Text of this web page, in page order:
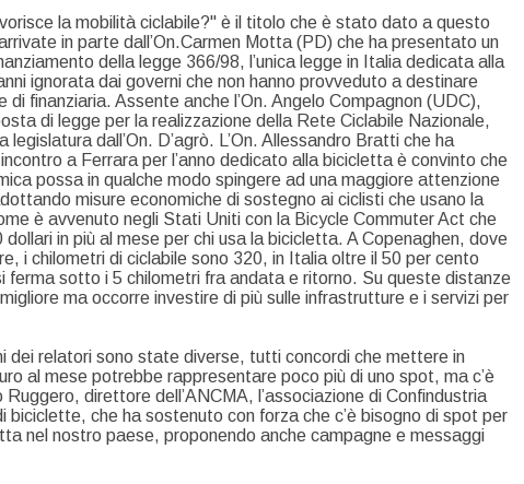
la mobilità ciclabile?" è il titolo che è stato dato a questo
in parte dall’On.Carmen Motta (PD) che ha presentato un
della legge 366/98, l’unica legge in Italia dedicata alla
ignorata dai governi che non hanno provveduto a destinare
di finanziaria. Assente anche l’On. Angelo Compagnon (UDC),
di legge per la realizzazione della Rete Ciclabile Nazionale,
dall’On. D’agrò. L’On. Allessandro Bratti che ha
a Ferrara per l’anno dedicato alla bicicletta è convinto che
possa in qualche modo spingere ad una maggiore attenzione
misure economiche di sostegno ai ciclisti che usano la
è avvenuto negli Stati Uniti con la Bicycle Commuter Act che
in più al mese per chi usa la bicicletta. A Copenaghen, dove
i chilometri di ciclabile sono 320, in Italia oltre il 50 per cento
ferma sotto i 5 chilometri fra andata e ritorno. Su queste distanze
ma occorre investire di più sulle infrastrutture e i servizi per
dei relatori sono state diverse, tutti concordi che mettere in
al mese potrebbe rappresentare poco più di uno spot, ma c’è
direttore dell’ANCMA, l’associazione di Confindustria
biciclette, che ha sostenuto con forza che c’è bisogno di spot per
nel nostro paese, proponendo anche campagne e messaggi